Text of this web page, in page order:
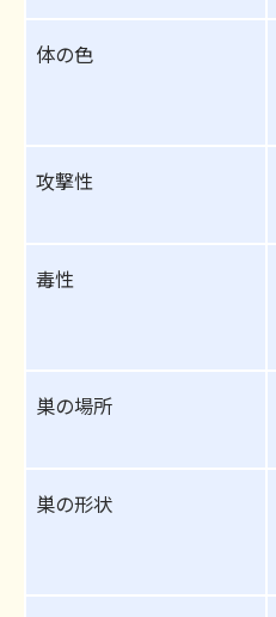
体の色
攻撃性
毒性
巣の場所
巣の形状